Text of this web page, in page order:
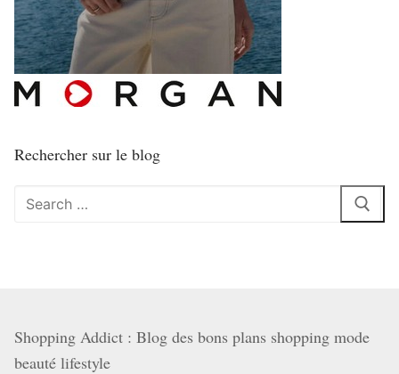
Rechercher sur le blog
Rechercher
Shopping Addict : Blog des bons plans shopping mode
beauté lifestyle